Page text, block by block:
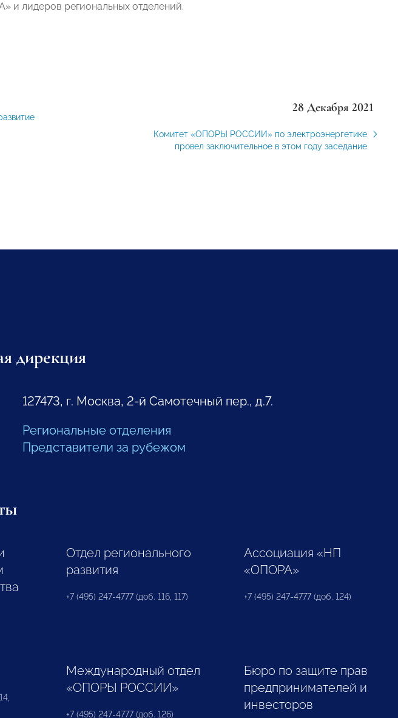
лидеров региональных отделений.
28 Декабря 2021
Комитет «ОПОРЫ РОССИИ» по электроэнергетике
провел заключительное в этом году заседание
дирекция
127473, г. Москва, 2-й Самотечный пер., д.7.
Региональные отделения
Представители за рубежом
Отдел регионального
развития
+7 (495) 247-4777 (доб. 116, 117)
Ассоциация «НП
«ОПОРА»
+7 (495) 247-4777 (доб. 124)
Международный отдел
«ОПОРЫ РОССИИ»
+7 (495) 247-4777 (доб. 126)
Бюро по защите прав
предпринимателей и
инвесторов